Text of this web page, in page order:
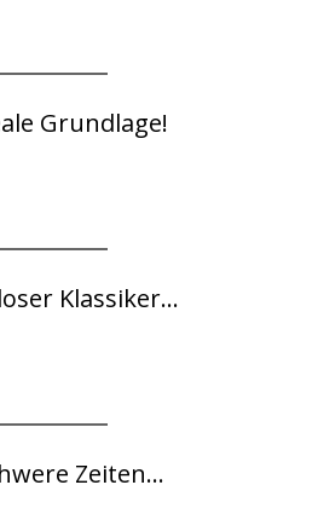
Grundlage!
Klassiker...
Zeiten...